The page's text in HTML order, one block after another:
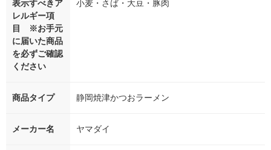
表示すべきア
レルギー項
目 ※お手元
に届いた商品
を必ずご確認
ください
小麦・さば・大豆・豚肉
商品タイプ 静岡焼津かつおラーメン
メーカー名 ヤマダイ